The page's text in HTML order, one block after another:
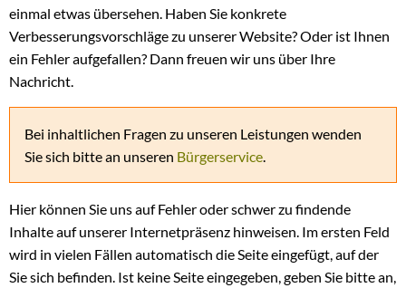
einmal etwas übersehen. Haben Sie konkrete
Verbesserungsvorschläge zu unserer Website? Oder ist Ihnen
ein Fehler aufgefallen? Dann freuen wir uns über Ihre
Nachricht.
Bei inhaltlichen Fragen zu unseren Leistungen wenden
Sie sich bitte an unseren Bürgerservice.
Hier können Sie uns auf Fehler oder schwer zu findende
Inhalte auf unserer Internetpräsenz hinweisen. Im ersten Feld
wird in vielen Fällen automatisch die Seite eingefügt, auf der
Sie sich befinden. Ist keine Seite eingegeben, geben Sie bitte an,